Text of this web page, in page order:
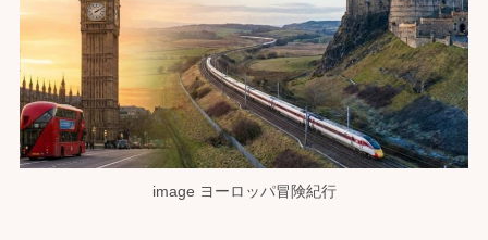
image ヨーロッパ冒険紀行